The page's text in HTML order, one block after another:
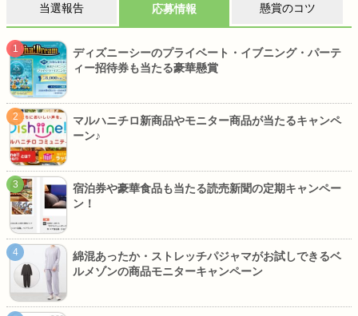
当選報告 応募情報 懸賞のコツ
ディズニーシーのプライベート・イブニング・パーテ
ィー招待券も当たる豪華懸賞
マルハニチロ新商品やモニター商品が当たるキャンペ
ーン♪
宿泊券や豪華食品も当たる読売新聞の定期キャンペー
ン！
綿混あったか・ストレッチパジャマがお試しできるベ
ルメゾンの商品モニターキャンペーン